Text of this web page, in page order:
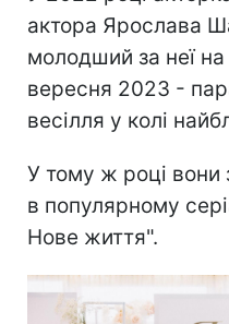
актора Ярослава
молодший за неї
вересня 2023 -
весілля у колі
У тому ж році вони
в популярному
Нове життя".